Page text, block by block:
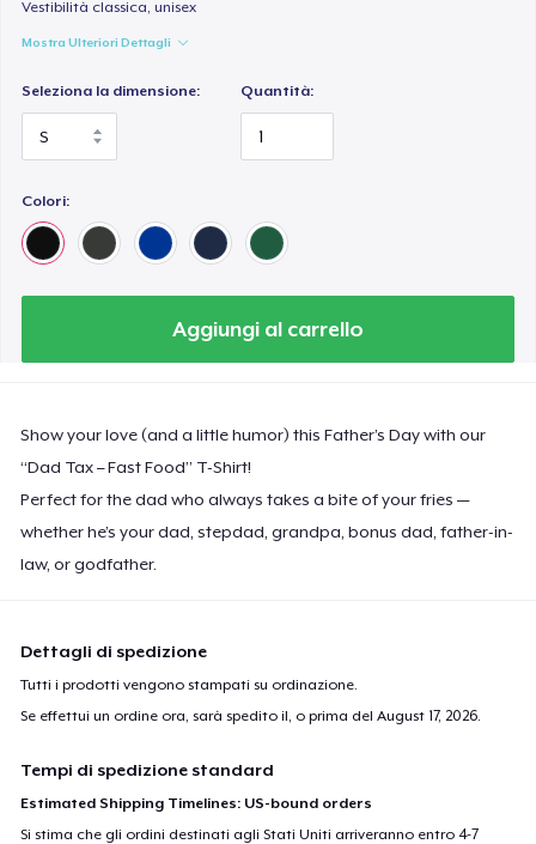
Vestibilità classica, unisex
Mostra Ulteriori Dettagli
Seleziona la dimensione: Quantità:
Colori:
Aggiungi al carrello
Show your love (and a little humor) this Father’s Day with our
“Dad Tax – Fast Food” T-Shirt!
Perfect for the dad who always takes a bite of your fries —
whether he’s your dad, stepdad, grandpa, bonus dad, father-in-
law, or godfather.
Dettagli di spedizione
Tutti i prodotti vengono stampati su ordinazione.
Se effettui un ordine ora, sarà spedito il, o prima delAugust 17, 2026.
Tempi di spedizione standard
Estimated Shipping Timelines: US-bound orders
Si stima che gli ordini destinati agli Stati Uniti arriveranno entro 4-7